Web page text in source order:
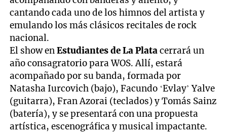
cantando cada uno de los himnos del artista y
emulando los más clásicos recitales de rock
nacional.
El show enEstudiantes de La Platacerrará un
año consagratorio para WOS. Allí, estará
acompañado por su banda, formada por
Natasha Iurcovich (bajo), Facundo ‘Evlay’ Yalve
(guitarra), Fran Azorai (teclados) y Tomás Sainz
(batería), y se presentará con una propuesta
artística, escenográfica y musical impactante.